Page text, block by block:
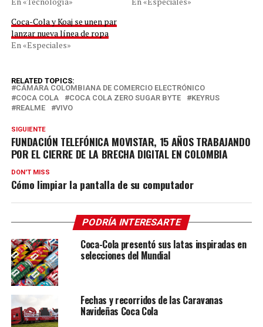
Coca-Cola y Koaj se unen par
lanzar nueva línea de ropa
En «Especiales»
RELATED TOPICS:
CÁMARA COLOMBIANA DE COMERCIO ELECTRÓNICO
COCA COLA
COCA COLA ZERO SUGAR BYTE
KEYRUS
REALME
VIVO
SIGUIENTE
FUNDACIÓN TELEFÓNICA MOVISTAR, 15 AÑOS TRABAJANDO
POR EL CIERRE DE LA BRECHA DIGITAL EN COLOMBIA
DON'T MISS
Cómo limpiar la pantalla de su computador
PODRÍA INTERESARTE
Coca-Cola presentó sus latas inspiradas en
selecciones del Mundial
Fechas y recorridos de las Caravanas
Navideñas Coca Cola